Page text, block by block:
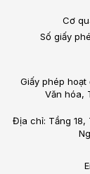
Cơ
Số giấy
Giấy phép
Văn hóa,
Địa chỉ: Tầng 18,